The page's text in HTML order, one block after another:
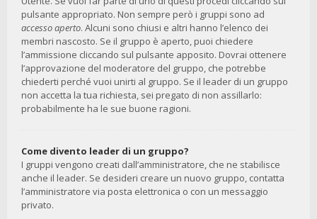
pulsante appropriato. Non sempre però i gruppi sono ad
accesso aperto. Alcuni sono chiusi e altri hanno l’elenco dei
membri nascosto. Se il gruppo è aperto, puoi chiedere
l’ammissione cliccando sul pulsante apposito. Dovrai ottenere
l’approvazione del moderatore del gruppo, che potrebbe
chiederti perché vuoi unirti al gruppo. Se il leader di un gruppo
non accetta la tua richiesta, sei pregato di non assillarlo:
probabilmente ha le sue buone ragioni.
Come divento leader di un gruppo?
I gruppi vengono creati dall’amministratore, che ne stabilisce
anche il leader. Se desideri creare un nuovo gruppo, contatta
l’amministratore via posta elettronica o con un messaggio
privato.